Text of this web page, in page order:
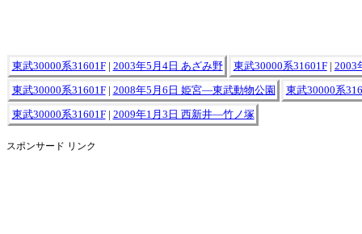
東武30000系31601F| 2003年5月4日 あざみ野 東武30000系31601F| 2003
東武30000系31601F| 2008年5月6日 姫宮―東武動物公園 東武30000系
東武30000系31601F| 2009年1月3日 西新井―竹ノ塚
スポンサード リンク